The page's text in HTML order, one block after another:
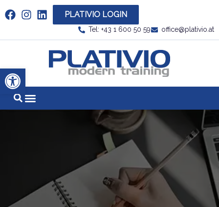
Werkzeugleiste öffnen
Link zu https://www.linkedin.com/company/
PLATIVIO LOGIN
Tel: +43 1 600 50 59 office@plativio.at
Link zu